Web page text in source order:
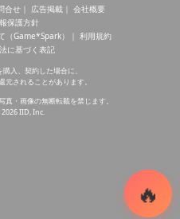
合せ 広告掲載
会社概要
保護方針
（Game*Spark）
利用規約
に基づく表記
入、契約した場合に、
されることがあります。
・画像の無断転載を禁じます。
IID, Inc.